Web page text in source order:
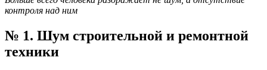
контроля над ним
№ 1. Шум строительной и ремонтной
техники